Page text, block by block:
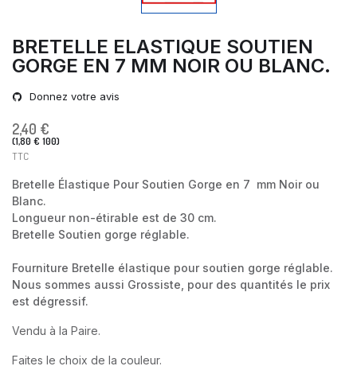
BRETELLE ELASTIQUE SOUTIEN
GORGE EN 7 MM NOIR OU BLANC.
Donnez votre avis
2,40 €
(1,80 € 100)
TTC
Bretelle Élastique Pour Soutien Gorge en 7 mm Noir ou
Blanc.
Longueur non-étirable est de 30 cm.
Bretelle Soutien gorge réglable.
Fourniture Bretelle élastique pour soutien gorge réglable.
Nous sommes aussi Grossiste, pour des quantités le prix
est dégressif.
Vendu à la Paire.
Faites le choix de la couleur.